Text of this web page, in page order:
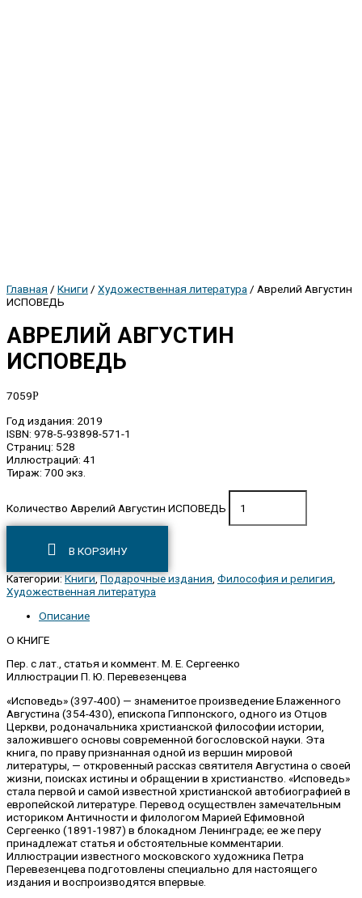
Главная / Книги / Художественная литература / Аврелий Августин
ИСПОВЕДЬ
АВРЕЛИЙ АВГУСТИН
ИСПОВЕДЬ
7059Р
Год издания: 2019
ISBN: 978-5-93898-571-1
Страниц: 528
Иллюстраций: 41
Тираж: 700 экз.
Количество Аврелий Августин ИСПОВЕДЬ
В КОРЗИНУ
Категории:Книги,Подарочные издания, Философия и религия,
Художественная литература
Описание
О КНИГЕ
Пер. с лат., статья и коммент. M. Е. Сергеенко
Иллюстрации П. Ю. Перевезенцева
«Исповедь» (397-400) — знаменитое произведение Блаженного
Августина (354-430), епископа Гиппонского, одного из Отцов
Церкви, родоначальника христианской философии истории,
заложившего основы современной богословской науки. Эта
книга, по праву признанная одной из вершин мировой
литературы, — откровенный рассказ святителя Августина о своей
жизни, поисках истины и обращении в христианство. «Исповедь»
стала первой и самой известной христианской автобиографией в
европейской литературе. Перевод осуществлен замечательным
историком Античности и филологом Марией Ефимовной
Сергеенко (1891-1987) в блокадном Ленинграде; ее же перу
принадлежат статья и обстоятельные комментарии.
Иллюстрации известного московского художника Петра
Перевезенцева подготовлены специально для настоящего
издания и воспроизводятся впервые.